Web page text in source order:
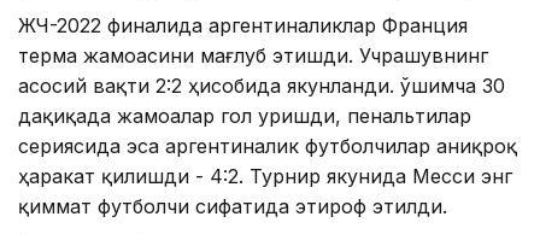
ЖЧ-2022 финалида аргентиналиклар Франция
терма жамоасини мағлуб этишди. Учрашувнинг
асосий вақти 2:2 ҳисобида якунланди. Қўшимча 30
дақиқада жамоалар гол уришди, пенальтилар
сериясида эса аргентиналик футболчилар аниқроқ
ҳаракат қилишди - 4:2. Турнир якунида Месси энг
қиммат футболчи сифатида этироф этилди.